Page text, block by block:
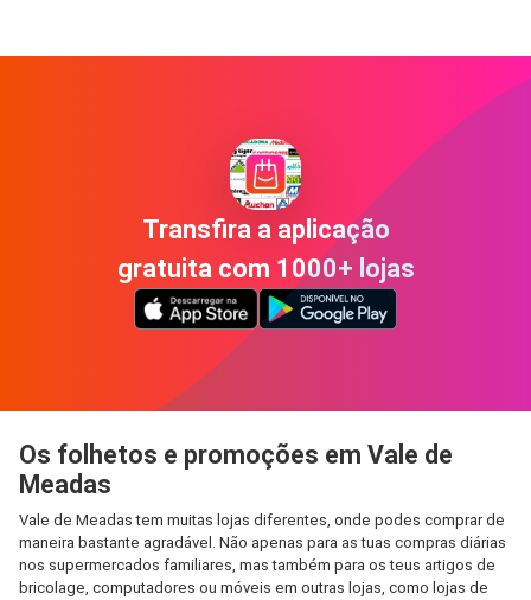
Transfira a aplicação
gratuita com 1000+ lojas
Os folhetos e promoções em Vale de
Meadas
Vale de Meadas tem muitas lojas diferentes, onde podes comprar de
maneira bastante agradável. Não apenas para as tuas compras diárias
nos supermercados familiares, mas também para os teus artigos de
bricolage, computadores ou móveis em outras lojas, como lojas de